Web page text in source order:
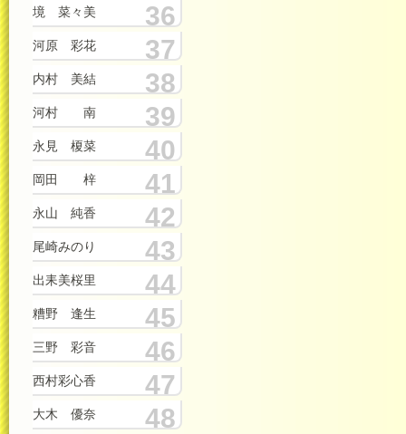
境 菜々美 36
河原 彩花 37
内村 美結 38
河村 南 39
永見 榎菜 40
岡田 梓 41
永山 純香 42
尾崎みのり 43
出耒美桜里 44
糟野 逢生 45
三野 彩音 46
西村彩心香 47
大木 優奈 48